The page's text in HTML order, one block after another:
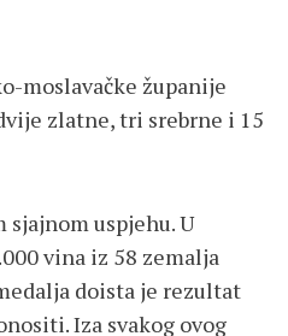
moslavačke županije
zlatne, tri srebrne i 15
sjajnom uspjehu. U
vina iz 58 zemalja
doista je rezultat
Iza svakog ovog